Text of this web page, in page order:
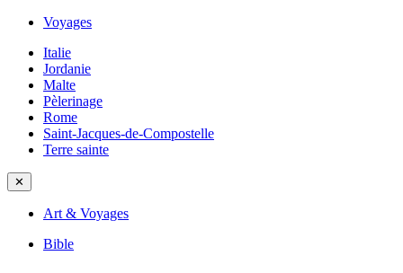
Voyages
Italie
Jordanie
Malte
Pèlerinage
Rome
Saint-Jacques-de-Compostelle
Terre sainte
✕
Art & Voyages
Bible